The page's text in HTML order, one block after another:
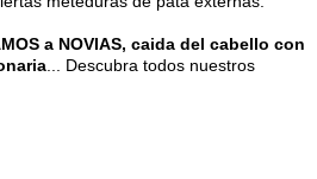
a NOVIAS, caida del cabello con
... Descubra todos nuestros